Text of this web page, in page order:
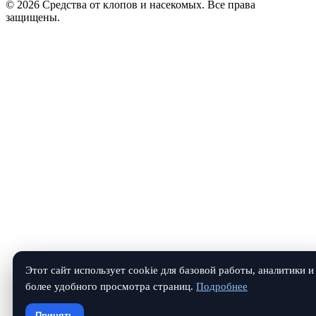
© 2026 Средства от клопов и насекомых. Все права
защищены.
Этот сайт использует cookie для базовой работы, аналитики и
более удобного просмотра страниц. Подробнее